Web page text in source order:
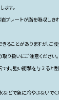
ます。
プレートが脂を吸収しき
ることがありますが、ご
り扱いにご注意ください。
す。強い衝撃を与えると
などで急に冷やさないで